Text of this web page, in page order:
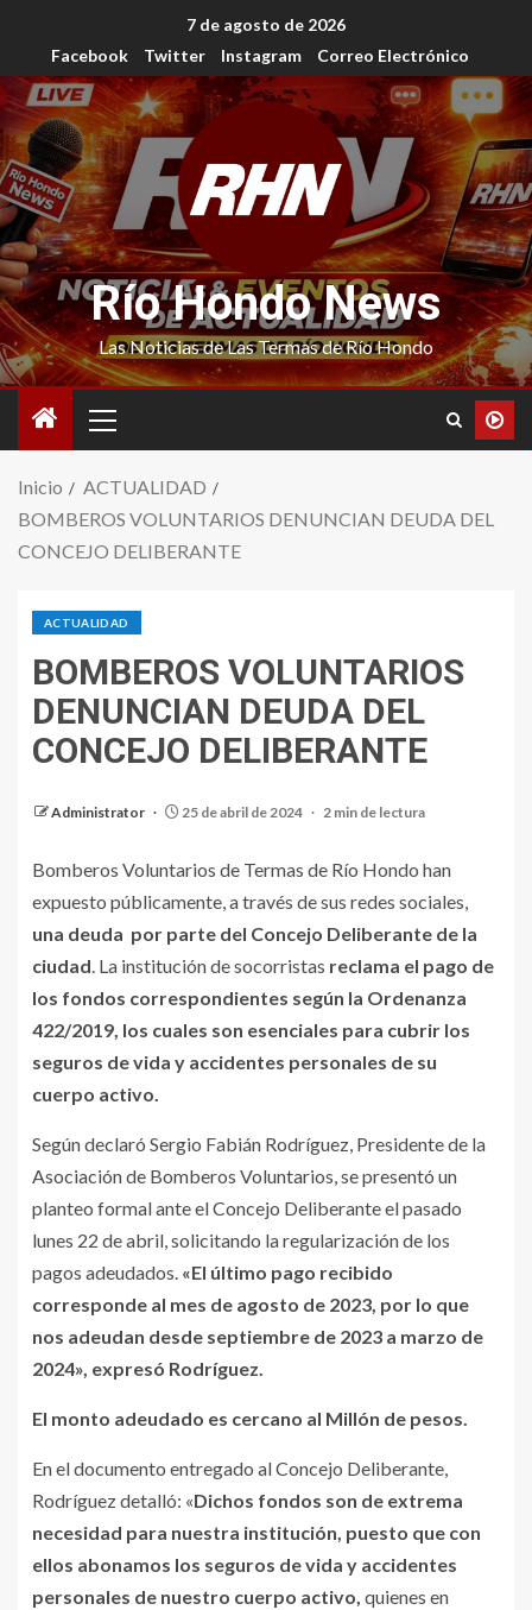
7 de agosto de 2026
Facebook
Twitter Instagram Correo Electrónico
Río Hondo News
Las Noticias de Las Termas de Río Hondo
Inicio
ACTUALIDAD
BOMBEROS VOLUNTARIOS DENUNCIAN DEUDA DEL
CONCEJO DELIBERANTE
ACTUALIDAD
BOMBEROS VOLUNTARIOS
DENUNCIAN DEUDA DEL
CONCEJO DELIBERANTE
Administrator 25 de abril de 2024 2 min de lectura
Bomberos Voluntarios de Termas de Río Hondo han
expuesto públicamente, a través de sus redes sociales,
una deuda por parte del Concejo Deliberante de la
ciudad. La institución de socorristas reclama el pago de
los fondos correspondientes según la Ordenanza
422/2019, los cuales son esenciales para cubrir los
seguros de vida y accidentes personales de su
cuerpo activo.
Según declaró Sergio Fabián Rodríguez, Presidente de la
Asociación de Bomberos Voluntarios, se presentó un
planteo formal ante el Concejo Deliberante el pasado
lunes 22 de abril, solicitando la regularización de los
pagos adeudados. «El último pago recibido
corresponde al mes de agosto de 2023, por lo que
nos adeudan desde septiembre de 2023 a marzo de
2024», expresó Rodríguez.
El monto adeudado es cercano al Millón de pesos.
En el documento entregado al Concejo Deliberante,
Rodríguez detalló: «Dichos fondos son de extrema
necesidad para nuestra institución, puesto que con
ellos abonamos los seguros de vida y accidentes
personales de nuestro cuerpo activo, quienes en